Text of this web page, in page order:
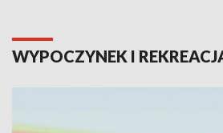
WYPOCZYNEK I